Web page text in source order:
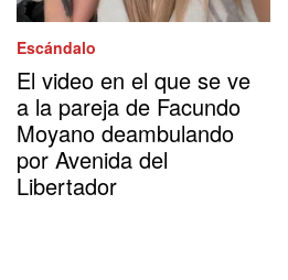
Escándalo
El video en el que se ve
a la pareja de Facundo
Moyano deambulando
por Avenida del
Libertador